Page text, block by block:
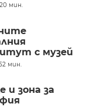
мин.
с музей
мин.
зона за